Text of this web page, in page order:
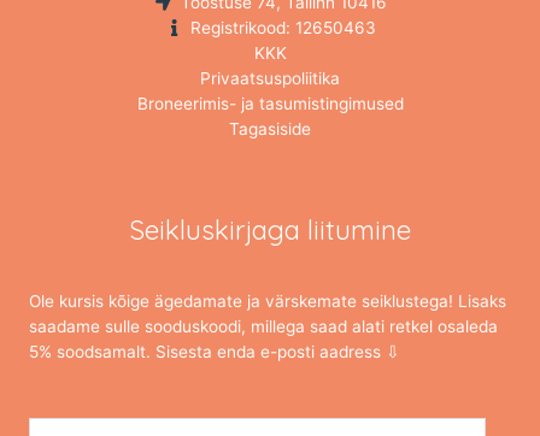
Registrikood: 12650463
KKK
Privaatsuspoliitika
Broneerimis- ja tasumistingimused
Tagasiside
Seikluskirjaga liitumine
Ole kursis kõige ägedamate ja värskemate seiklustega! Lisaks
saadame sulle sooduskoodi, millega saad alati retkel osaleda
5% soodsamalt. Sisesta enda e-posti aadress ⇩